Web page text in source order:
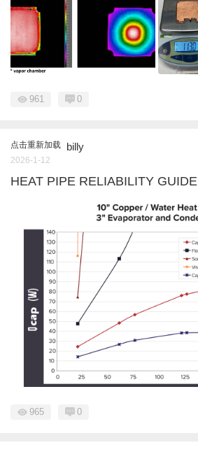
961 0
点击重新加载 billy
2026-1-12
HEAT PIPE RELIABILITY GUIDE
965 0